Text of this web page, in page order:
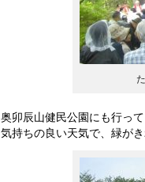
奥卯辰山健民公園にも行っ
気持ちの良い天気で、緑がき